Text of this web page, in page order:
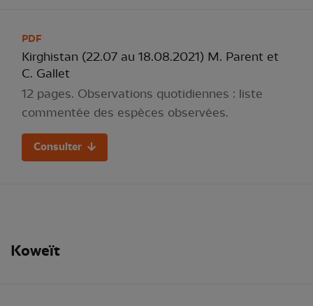
PDF
Kirghistan (22.07 au 18.08.2021) M. Parent et
C. Gallet
12 pages. Observations quotidiennes : liste
commentée des espèces observées.
Consulter
Koweït